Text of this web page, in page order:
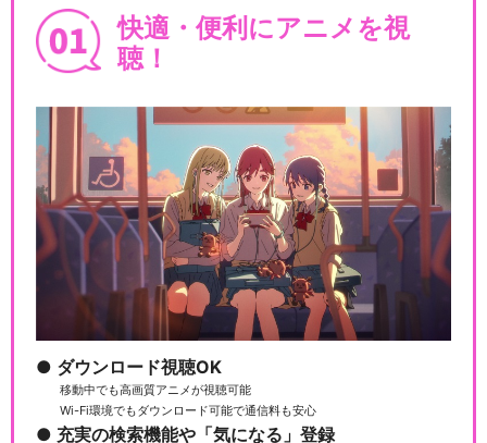
快適・便利にアニメを視
聴！
ダウンロード視聴OK
移動中でも高画質アニメが視聴可能
Wi-Fi環境でもダウンロード可能で通信料も安心
充実の検索機能や「気になる」登録